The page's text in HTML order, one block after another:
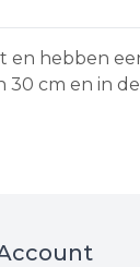
hebben
cm en in